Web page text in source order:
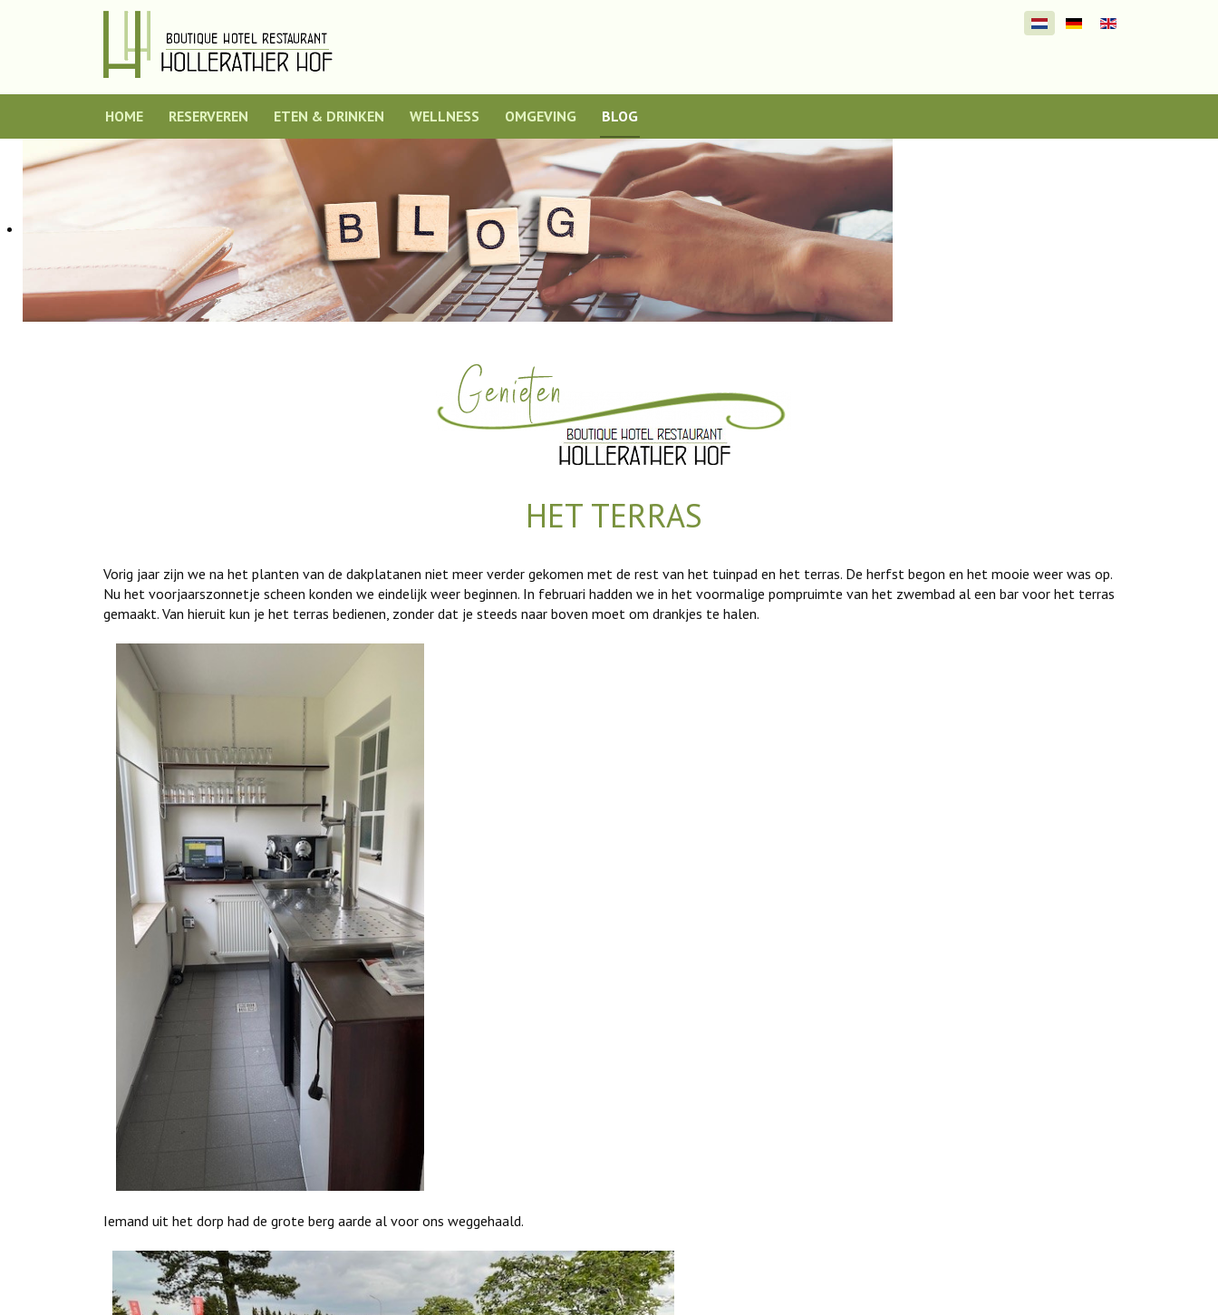
Selecteer de taal
HOME RESERVEREN ETEN & DRINKEN WELLNESS OMGEVING BLOG
HET TERRAS
Vorig jaar zijn we na het planten van de dakplatanen niet meer verder gekomen met de rest van het tuinpad en het terras. De herfst begon en het mooie weer was op.
Nu het voorjaarszonnetje scheen konden we eindelijk weer beginnen. In februari hadden we in het voormalige pompruimte van het zwembad al een bar voor het terras
gemaakt. Van hieruit kun je het terras bedienen, zonder dat je steeds naar boven moet om drankjes te halen.
Iemand uit het dorp had de grote berg aarde al voor ons weggehaald.